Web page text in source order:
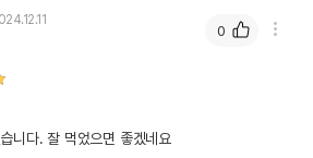
니다. 잘 먹었으면 좋겠네요
0